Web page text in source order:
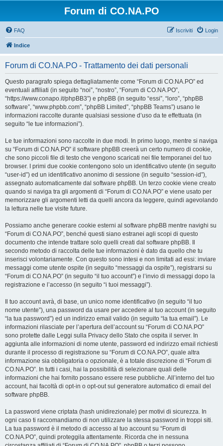
Forum di CO.NA.PO
FAQ Login
Iscriviti
Indice
Forum di CO.NA.PO - Trattamento dei dati personali
Questo paragrafo spiega dettagliatamente come “Forum di CO.NA.PO” ed
eventuali affiliati (in seguito “noi”, “nostro”, “Forum di CO.NA.PO”,
“https://www.conapo.it/phpBB3”) e phpBB (in seguito “essi”, “loro”, “phpBB
software”, “www.phpbb.com”, “phpBB Limited”, “phpBB Teams”) usano le
informazioni raccolte durante qualsiasi sessione d’uso da te effettuata (in
seguito “le tue informazioni”).
Le tue informazioni sono raccolte in due modi. In primo luogo, mentre si naviga
su “Forum di CO.NA.PO” il software phpBB creerà un certo numero di cookie,
che sono piccoli file di testo che vengono scaricati nei file temporanei del tuo
browser. I primi due cookie contengono solo un identificativo utente (in seguito
“user-id”) ed un identificativo anonimo di sessione (in seguito “session-id”),
assegnato automaticamente dal software phpBB. Un terzo cookie viene creato
quando si naviga tra gli argomenti di “Forum di CO.NA.PO” e viene usato per
memorizzare gli argomenti letti da quelli ancora da leggere, quindi agevolando
la lettura nelle tue visite future.
Possiamo anche generare cookie esterni al software phpBB mentre navighi su
“Forum di CO.NA.PO”, benché questi siano estranei agli scopi di questo
documento che intende trattare solo quelli creati dal software phpBB. Il
secondo metodo di raccolta delle tue informazioni è dato da quello che tu
inserisci volontariamente. Con questo sono intesi e non limitati ad essi: inviare
messaggi come utente ospite (in seguito “messaggi da ospite”), registrarsi su
“Forum di CO.NA.PO” (in seguito “il tuo account”) e l’invio di messaggi dopo la
registrazione e l’accesso (in seguito “i tuoi messaggi”).
Il tuo account avrà, di base, un unico nome identificativo (in seguito “il tuo
nome utente”), una password da usare per accedere al tuo account (in seguito
“la tua password”) ed un indirizzo email valido (in seguito “la tua email”). Le
informazioni rilasciate per l’apertura dell’account su “Forum di CO.NA.PO”
sono protette dalle Leggi sulla Privacy dello Stato che ospita il server. In
aggiunta alle informazioni di nome utente, password ed indirizzo email richiesti
durante il processo di registrazione su “Forum di CO.NA.PO”, quale altra
informazione sia obbligatoria o opzionale, è a totale discrezione di “Forum di
CO.NA.PO”. In tutti i casi, hai la possibilità di selezionare quali delle
informazioni che hai fornito possano essere rese pubbliche. All’interno del tuo
account, hai facoltà di opt-in o opt-out sul generatore automatico di email del
software phpBB.
La password viene criptata (hash unidirezionale) per motivi di sicurezza. In
ogni caso ti raccomandiamo di non utilizzare la stessa password in troppi siti.
La tua password è il metodo di accesso al tuo account su “Forum di
CO.NA.PO”, quindi proteggila attentamente. Ricorda che in nessuna